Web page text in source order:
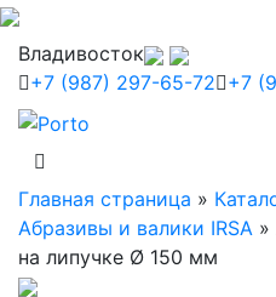
Владивосток
+7 (987) 297-65-72 +7
Главная страница »
Абразивы и валики IRSA »
на липучке Ø 150 мм